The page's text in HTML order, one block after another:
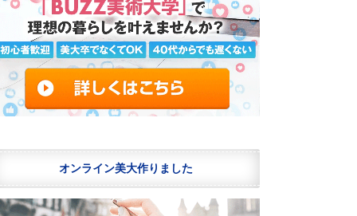
オンライン美大作りました